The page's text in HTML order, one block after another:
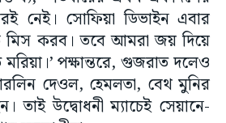
নেই। সোফিয়া ডিভাইন এবার
মিস করব। তবে আমরা জয় দিয়ে
পক্ষান্তরে, গুজরাত দলেও
দেওল, হেমলতা, বেথ মুনির
তাই উদ্বোধনী ম্যাচেই সেয়ানে-